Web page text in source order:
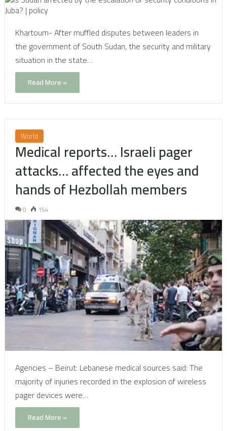
Khartoum- After muffled disputes between leaders in
the government of South Sudan, the security and military
situation in the state…
Read More »
World
Medical reports… Israeli pager
attacks… affected the eyes and
hands of Hezbollah members
0 154
Agencies – Beirut: Lebanese medical sources said: The
majority of injuries recorded in the explosion of wireless
pager devices were…
Read More »